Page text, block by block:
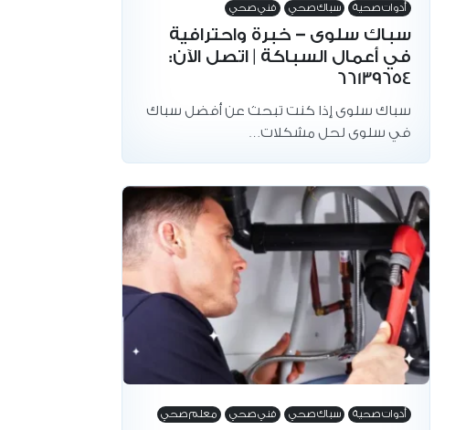
أدوات صحية سباك صحي فني صحي
سباك سلوى – خبرة واحترافية
في أعمال السباكة | اتصل الآن:
66139654
سباك سلوى إذا كنت تبحث عن أفضل سباك
في سلوى لحل مشكلات…
أدوات صحية سباك صحي فني صحي معلم صحي